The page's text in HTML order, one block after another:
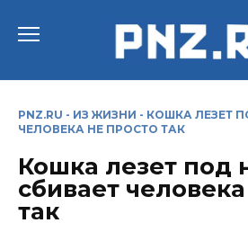
PNZ.RU - ИЗ ЖИЗНИ - КОШКА ЛЕЗЕТ
ЧЕЛОВЕКА НЕ ПРОСТО ТАК
Кошка лезет под
сбивает
так